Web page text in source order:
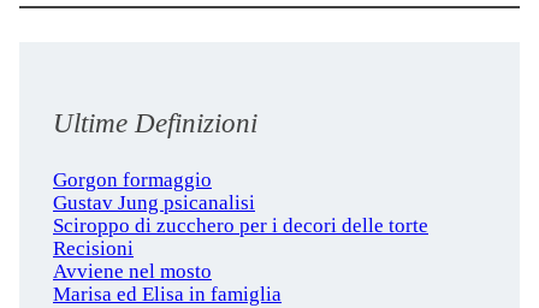
Ultime Definizioni
Gorgon formaggio
Gustav Jung psicanalisi
Sciroppo di zucchero per i decori delle torte
Recisioni
Avviene nel mosto
Marisa ed Elisa in famiglia